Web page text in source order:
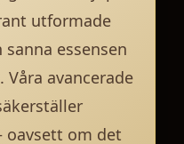
utformade
essensen
Våra avancerade
oavsett om det